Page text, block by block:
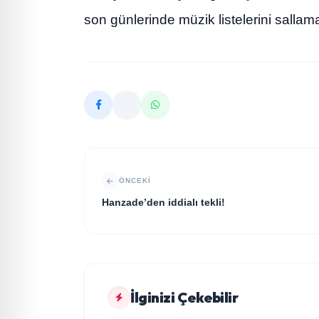
son günlerinde müzik listelerini
ÖNCEKI
Hanzade’den iddialı tekli!
İlginizi Çekebilir
KÜLTÜR SANAT
aktuel10.com: Gündemin Kalbinde Özgün
KÜLTÜR SANAT